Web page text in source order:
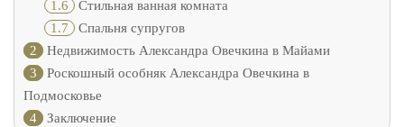
1.6 Стильная ванная комната
1.7 Спальня супругов
2
Недвижимость Александра Овечкина в Майами
3
Роскошный особняк Александра Овечкина в
Подмосковье
4
Заключение